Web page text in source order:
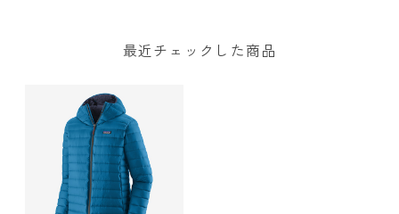
最近チェックした商品